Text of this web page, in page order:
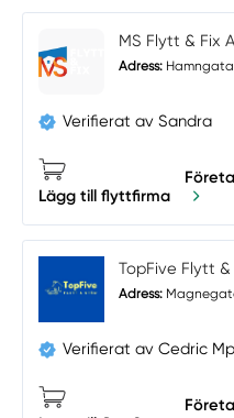
MS Flytt & Fix
Adress:
Verifierat av Sandra
Lägg till flyttfirma
TopFive Flytt
Adress:
Verifierat av Cedric